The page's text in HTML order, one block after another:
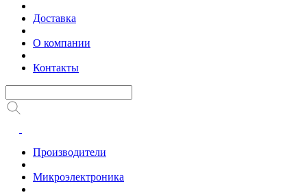
Доставка
О компании
Контакты
Производители
Микроэлектроника